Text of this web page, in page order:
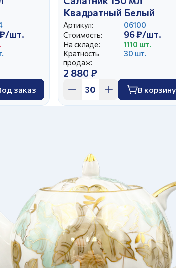
₽/шт.
заказ
Квадратный Белый
Артикул:
06100
Стоимость:
96 ₽/шт.
На складе:
1110 шт.
Кратность
продаж:
30 шт.
2 880 ₽
В корзину